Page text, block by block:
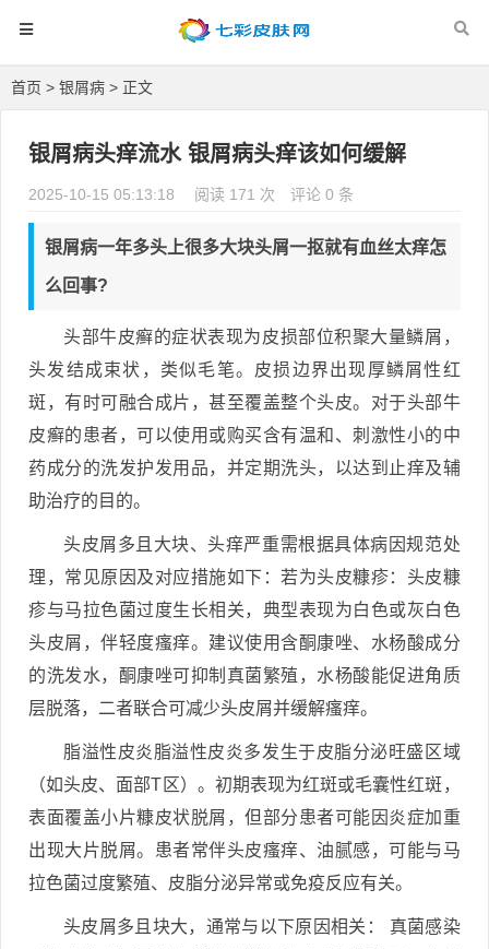
首页 > 银屑病 > 正文
银屑病头痒流水 银屑病头痒该如何缓解
2025-10-15 05:13:18 阅读 171 次 评论 0 条
银屑病一年多头上很多大块头屑一抠就有血丝太痒怎
么回事?
头部牛皮癣的症状表现为皮损部位积聚大量鳞屑，
头发结成束状，类似毛笔。皮损边界出现厚鳞屑性红
斑，有时可融合成片，甚至覆盖整个头皮。对于头部牛
皮癣的患者，可以使用或购买含有温和、刺激性小的中
药成分的洗发护发用品，并定期洗头，以达到止痒及辅
助治疗的目的。
头皮屑多且大块、头痒严重需根据具体病因规范处
理，常见原因及对应措施如下：若为头皮糠疹：头皮糠
疹与马拉色菌过度生长相关，典型表现为白色或灰白色
头皮屑，伴轻度瘙痒。建议使用含酮康唑、水杨酸成分
的洗发水，酮康唑可抑制真菌繁殖，水杨酸能促进角质
层脱落，二者联合可减少头皮屑并缓解瘙痒。
脂溢性皮炎脂溢性皮炎多发生于皮脂分泌旺盛区域
（如头皮、面部T区）。初期表现为红斑或毛囊性红斑，
表面覆盖小片糠皮状脱屑，但部分患者可能因炎症加重
出现大片脱屑。患者常伴头皮瘙痒、油腻感，可能与马
拉色菌过度繁殖、皮脂分泌异常或免疫反应有关。
头皮屑多且块大，通常与以下原因相关： 真菌感染